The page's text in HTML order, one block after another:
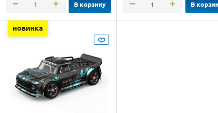
В корзину В
новинка